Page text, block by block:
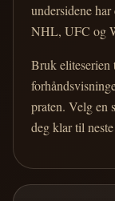
undersidene
NHL, UFC og
Bruk eliteserien
praten. Velg en
deg klar til